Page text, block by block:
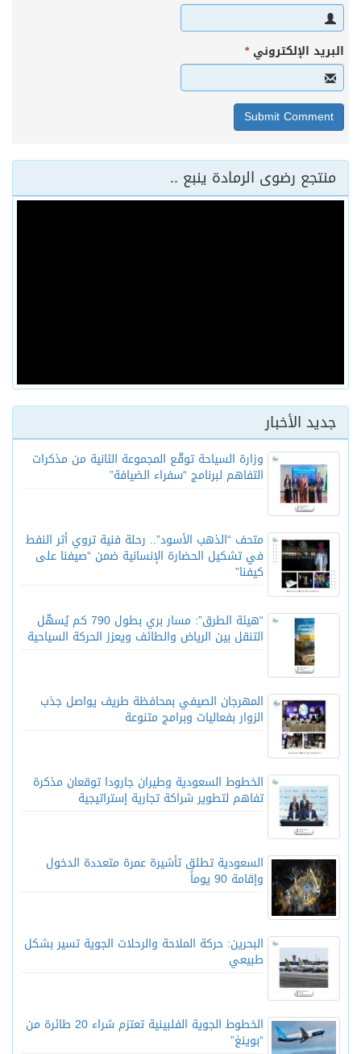
البريد الإلكتروني*
منتجع رضوى الرمادة ينبع ..
جديد الأخبار
وزارة السياحة توقّع المجموعة الثانية من مذكرات
التفاهم لبرنامج “سفراء الضيافة”
متحف “الذهب الأسود”.. رحلة فنية تروي أثر النفط
في تشكيل الحضارة الإنسانية ضمن “صيفنا على
كيفنا”
“هيئة الطرق”: مسار بري بطول 790 كم يُسهّل
التنقل بين الرياض والطائف ويعزز الحركة السياحية
المهرجان الصيفي بمحافظة طريف يواصل جذب
الزوار بفعاليات وبرامج متنوعة
الخطوط السعودية وطيران جارودا توقعان مذكرة
تفاهم لتطوير شراكة تجارية إستراتيجية
السعودية تطلق تأشيرة عمرة متعددة الدخول
وإقامة 90 يوماً
البحرين: حركة الملاحة والرحلات الجوية تسير بشكل
طبيعي
الخطوط الجوية الفلبينية تعتزم شراء 20 طائرة من
“بوينغ”